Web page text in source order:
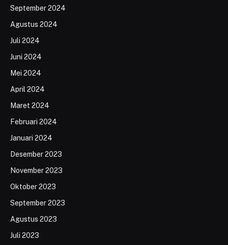
September 2024
Agustus 2024
Juli 2024
Juni 2024
Mei 2024
April 2024
Maret 2024
Februari 2024
Januari 2024
Desember 2023
November 2023
Oktober 2023
September 2023
Agustus 2023
Juli 2023